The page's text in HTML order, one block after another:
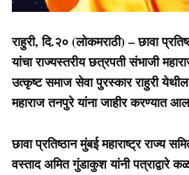
राहुरी, दि.२० (लोकमराठी) – छावा
यांचा राज्यस्तरीय छत्रपती संभाजी
उत्कृष्ट समाज सेवा पुरस्कार राहुरी
महाराज तनपुरे यांना जाहीर करण्यात
छावा प्रतिष्ठान मुंबई महाराष्ट्र राज्य
वस्ताद अमित गुंडाकुश यांनी पत्राद्वारे